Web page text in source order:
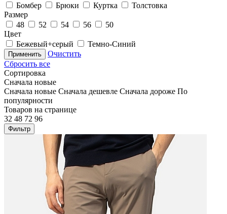
Бомбер
Брюки Куртка
Толстовка
Размер
48
52 54 56
50
Цвет
Бежевый+серый
Темно-Синий
Применить
Очистить
Сбросить все
Сортировка
Сначала новые
Сначала новые Сначала дешевле Сначала дороже По
популярности
Товаров на странице
32 48 72 96
Фильтр